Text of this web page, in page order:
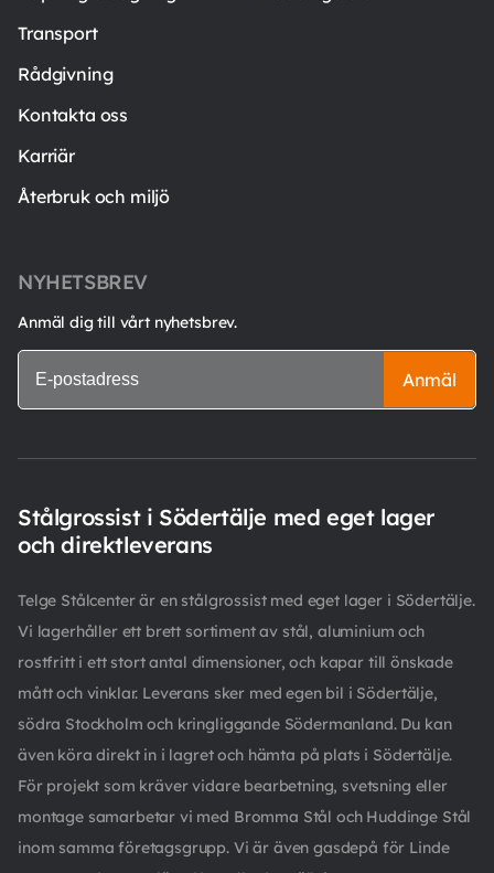
Transport
Rådgivning
Kontakta oss
Karriär
Återbruk och miljö
NYHETSBREV
Anmäl dig till vårt nyhetsbrev.
Anmäl
Stålgrossist i Södertälje med eget lager
och direktleverans
Telge Stålcenter är en stålgrossist med eget lager i Södertälje.
Vi lagerhåller ett brett sortiment av stål, aluminium och
rostfritt i ett stort antal dimensioner, och kapar till önskade
mått och vinklar. Leverans sker med egen bil i Södertälje,
södra Stockholm och kringliggande Södermanland. Du kan
även köra direkt in i lagret och hämta på plats i Södertälje.
För projekt som kräver vidare bearbetning, svetsning eller
montage samarbetar vi med Bromma Stål och Huddinge Stål
inom samma företagsgrupp. Vi är även gasdepå för Linde